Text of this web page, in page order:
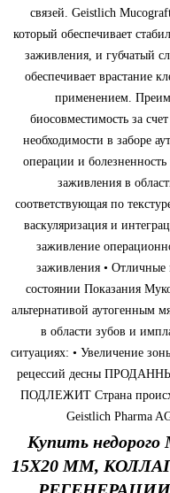
связей. Geistlich
который обеспечивает
заживления, и губчатый
обеспечивает врастание
применением.
биосовместимость за
необходимости в заборе
операции и
заживления в
соответствующая по
васкуляризация и
заживление
заживления • Отличные
состоянии Показания
альтернативой аутогенным
в области зубов и
ситуациях: • Увеличение
рецессий десны
ПОДЛЕЖИТ Страна
Geistlich Pharma
Купить
15Х20 ММ,